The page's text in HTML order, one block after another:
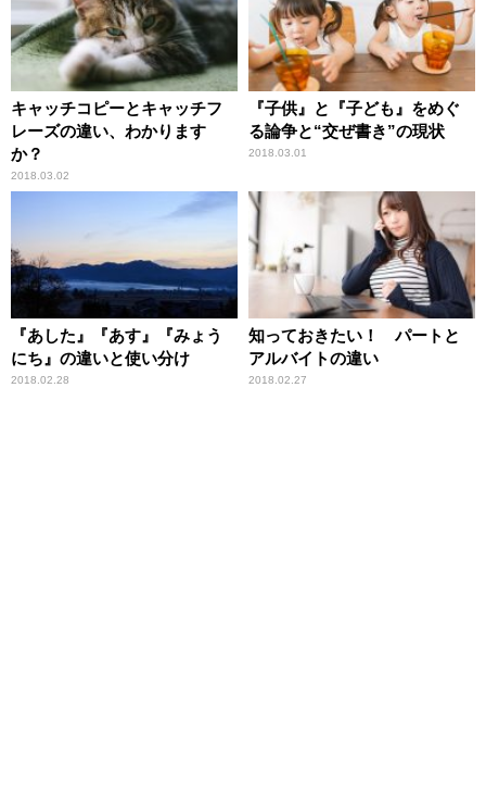
キャッチコピーとキャッチフ
レーズの違い、わかります
か？
2018.03.02
『子供』と『子ども』をめぐ
る論争と“交ぜ書き”の現状
2018.03.01
『あした』『あす』『みょう
にち』の違いと使い分け
2018.02.28
知っておきたい！ パートと
アルバイトの違い
2018.02.27